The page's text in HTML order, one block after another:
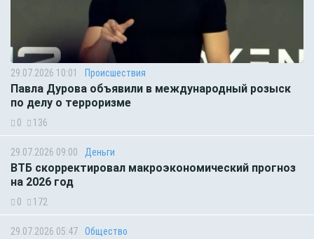
29.07.2026 10:01 Происшествия
Павла Дурова объявили в международный розыск
по делу о терроризме
0 136
29.07.2026 09:00 Деньги
ВТБ скорректировал макроэкономический прогноз
на 2026 год
0 172
29.07.2026 05:47 Общество